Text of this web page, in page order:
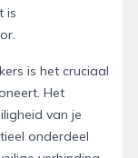
is
is het cruciaal
Het
van je
onderdeel